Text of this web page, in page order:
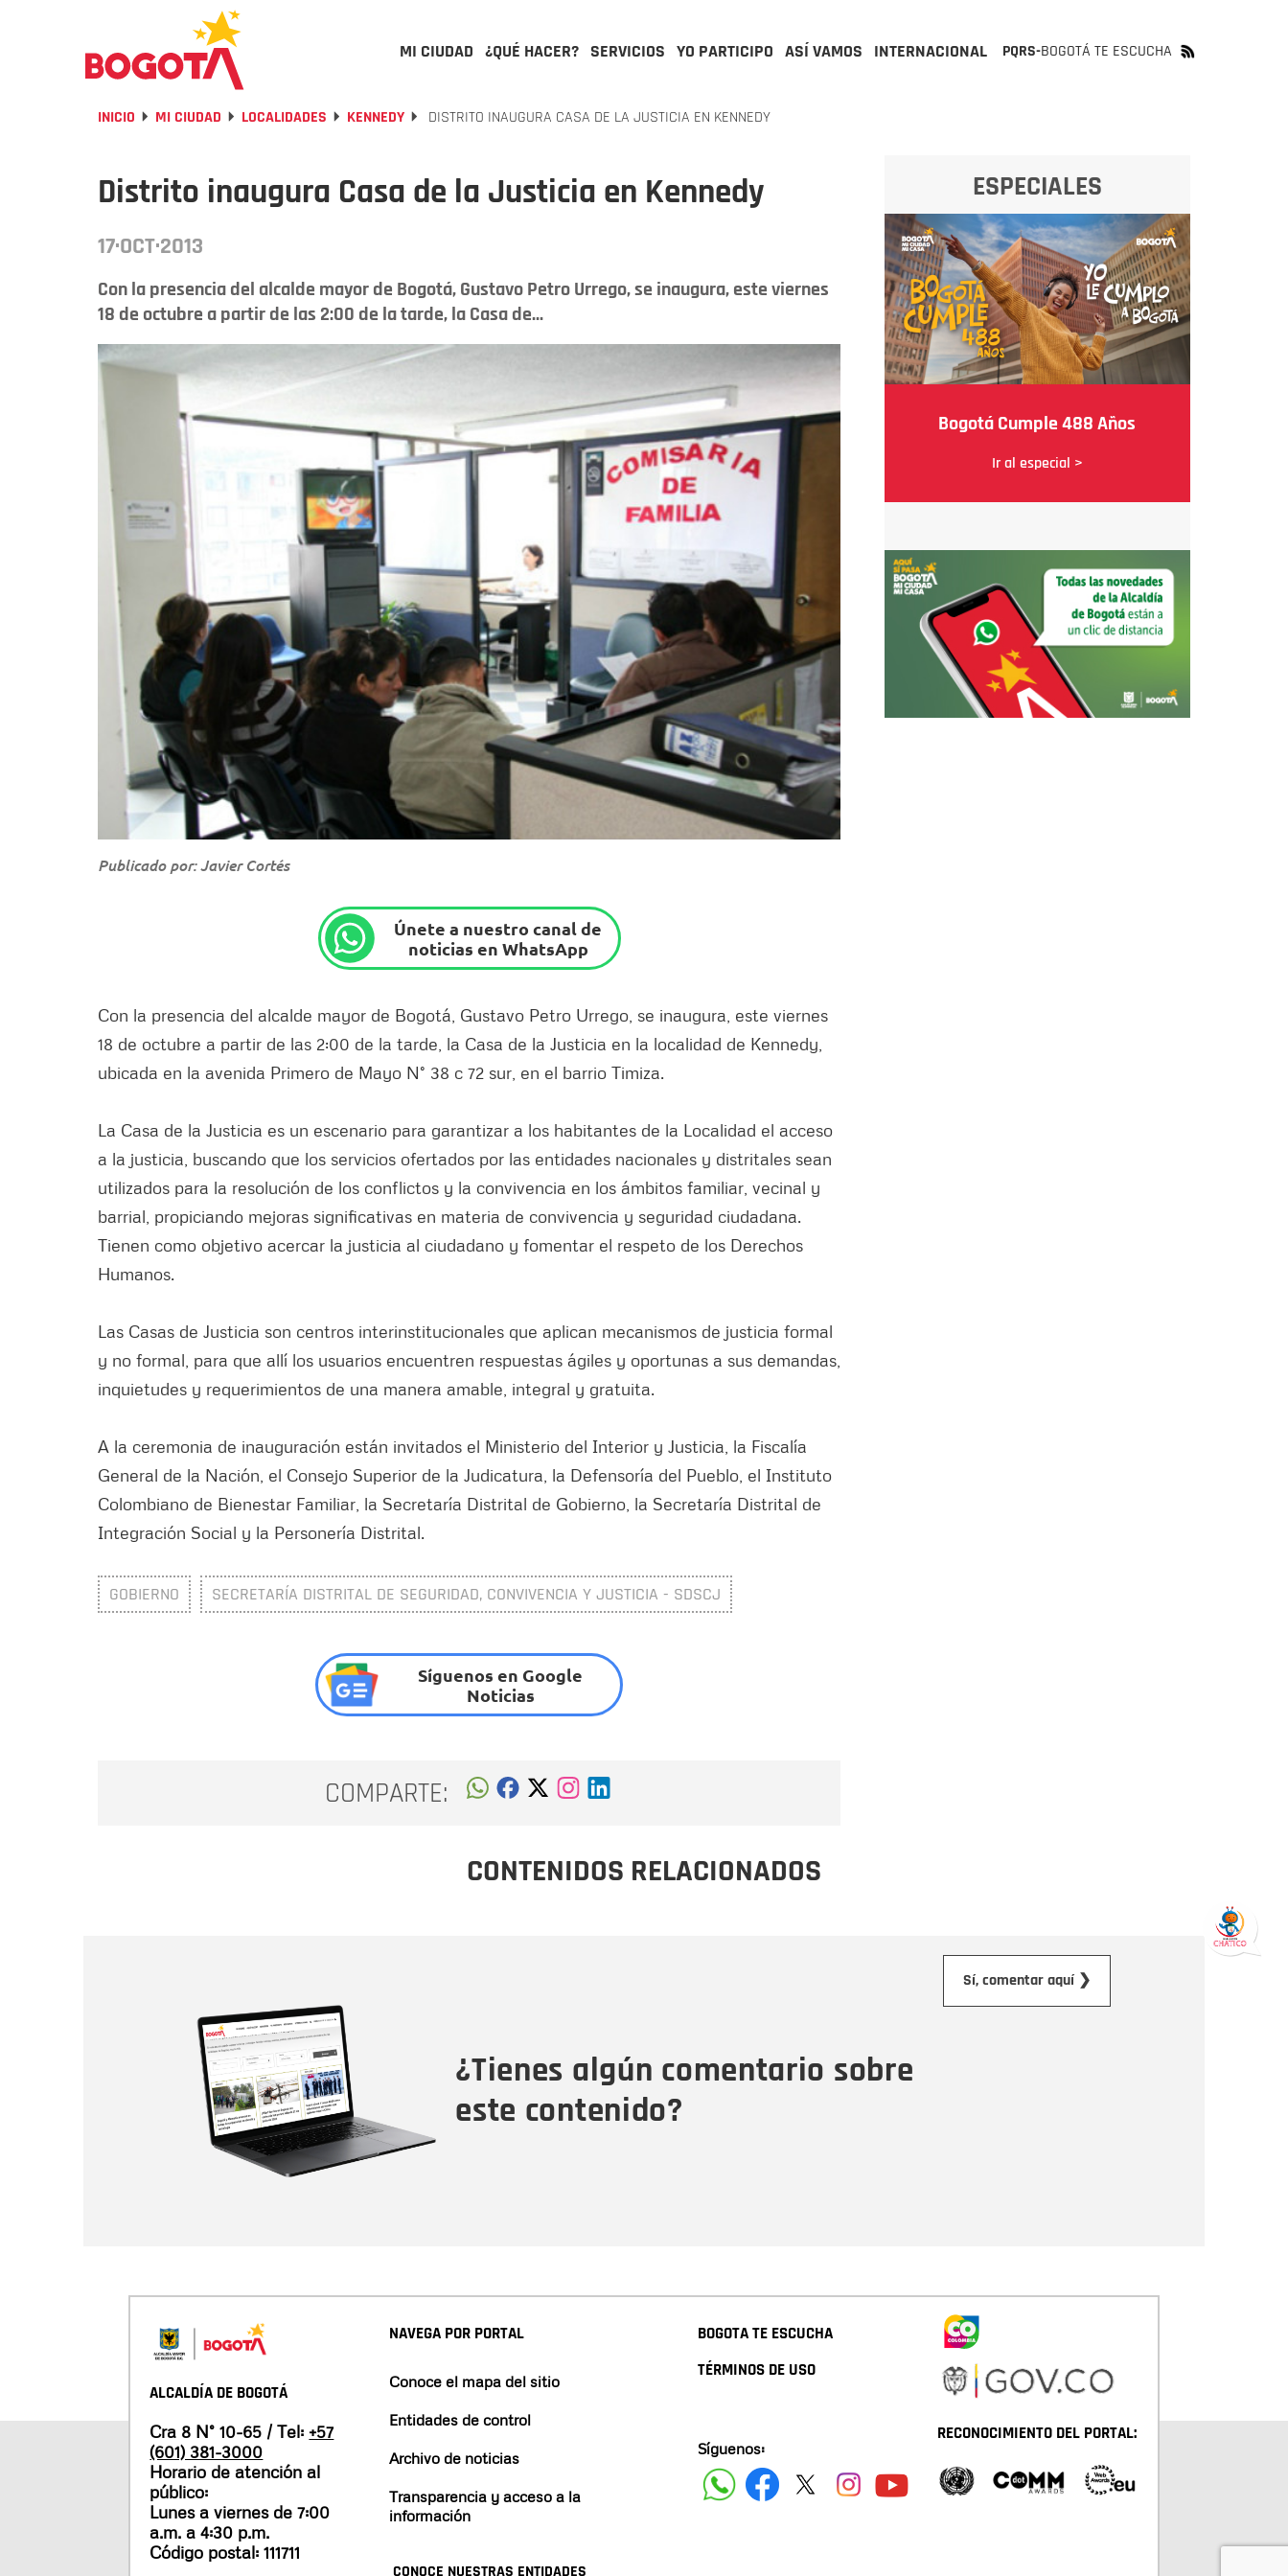
MI CIUDAD ¿QUÉ HACER? SERVICIOS YO PARTICIPO ASÍ VAMOS INTERNACIONAL PQRS-BOGOTÁ TE ESCUCHA
INICIO MI CIUDAD LOCALIDADES KENNEDY DISTRITO INAUGURA CASA DE LA JUSTICIA EN KENNEDY
Distrito inaugura Casa de la Justicia en Kennedy
17·OCT·2013
Con la presencia del alcalde mayor de Bogotá, Gustavo Petro Urrego, se inaugura, este viernes
18 de octubre a partir de las 2:00 de la tarde, la Casa de...
Publicado por: Javier Cortés
Únete a nuestro canal de
noticias en WhatsApp
Con la presencia del alcalde mayor de Bogotá, Gustavo Petro Urrego, se inaugura, este viernes
18 de octubre a partir de las 2:00 de la tarde, la Casa de la Justicia en la localidad de Kennedy,
ubicada en la avenida Primero de Mayo N° 38 c 72 sur, en el barrio Timiza.
La Casa de la Justicia es un escenario para garantizar a los habitantes de la Localidad el acceso
a la justicia, buscando que los servicios ofertados por las entidades nacionales y distritales sean
utilizados para la resolución de los conflictos y la convivencia en los ámbitos familiar, vecinal y
barrial, propiciando mejoras significativas en materia de convivencia y seguridad ciudadana.
Tienen como objetivo acercar la justicia al ciudadano y fomentar el respeto de los Derechos
Humanos.
Las Casas de Justicia son centros interinstitucionales que aplican mecanismos de justicia formal
y no formal, para que allí los usuarios encuentren respuestas ágiles y oportunas a sus demandas,
inquietudes y requerimientos de una manera amable, integral y gratuita.
A la ceremonia de inauguración están invitados el Ministerio del Interior y Justicia, la Fiscalía
General de la Nación, el Consejo Superior de la Judicatura, la Defensoría del Pueblo, el Instituto
Colombiano de Bienestar Familiar, la Secretaría Distrital de Gobierno, la Secretaría Distrital de
Integración Social y la Personería Distrital.
GOBIERNO SECRETARÍA DISTRITAL DE SEGURIDAD, CONVIVENCIA Y JUSTICIA - SDSCJ
Síguenos en Google
Noticias
COMPARTE:
ESPECIALES
Bogotá Cumple 488 Años
Ir al especial >
CONTENIDOS RELACIONADOS
¿Tienes algún comentario sobre
este contenido?
Sí, comentar aquí ❯
ALCALDÍA DE BOGOTÁ
Cra 8 N° 10-65 / Tel: +57
(601) 381-3000
Horario de atención al
público:
Lunes a viernes de 7:00
a.m. a 4:30 p.m.
Código postal: 111711
NAVEGA POR PORTAL
Conoce el mapa del sitio
Entidades de control
Archivo de noticias
Transparencia y acceso a la
información
CONOCE NUESTRAS ENTIDADES
BOGOTA TE ESCUCHA
TÉRMINOS DE USO
Síguenos:
RECONOCIMIENTO DEL PORTAL: